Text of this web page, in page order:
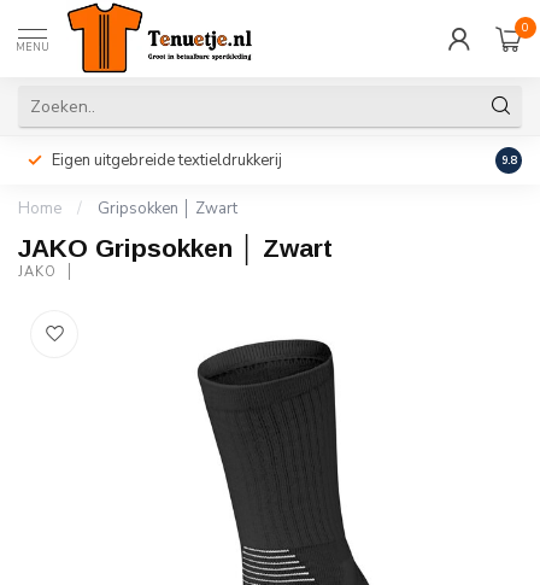
MENU
0
Eigen uitgebreide textieldrukkerij 9.8
Home / Gripsokken │ Zwart
JAKO Gripsokken │ Zwart
JAKO